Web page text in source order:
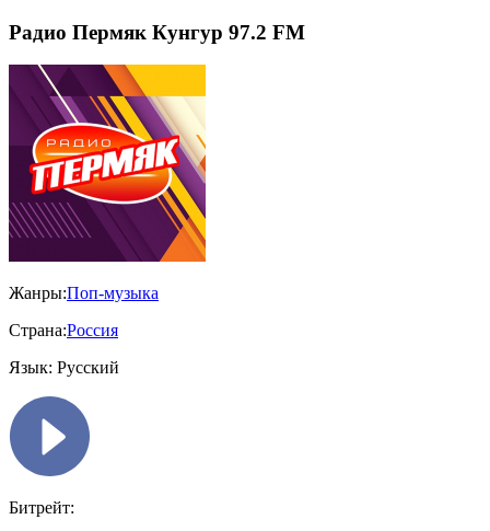
Радио Пермяк Кунгур 97.2 FM
Жанры:Поп-музыка
Страна:Россия
Язык: Русский
Битрейт: